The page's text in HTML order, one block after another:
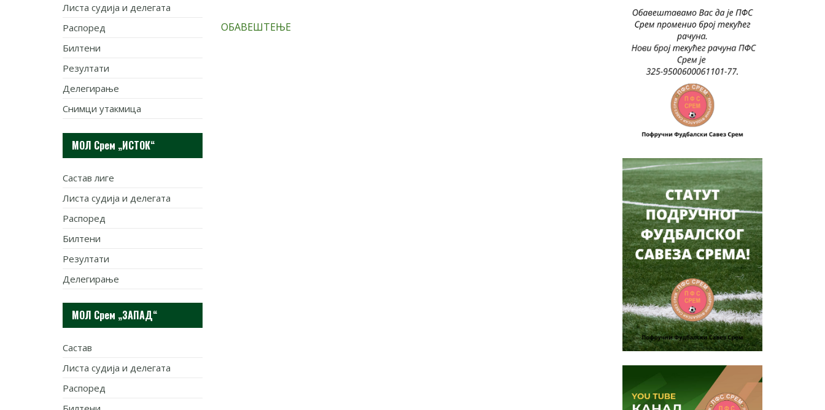
ОБАВЕШТЕЊЕ
Листа судија и делегата
Распоред
Билтени
Резултати
Делегирање
Снимци утакмица
МОЛ Срем „ИСТОК“
Састав лиге
Листа судија и делегата
Распоред
Билтени
Резултати
Делегирање
МОЛ Срем „ЗАПАД“
Састав
Листа судија и делегата
Распоред